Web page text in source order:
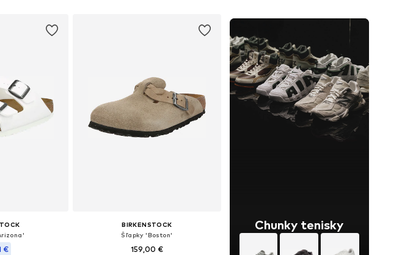
€
BIRKENSTOCK
Šľapky 'Boston'
159,00 €
Chunky tenisky